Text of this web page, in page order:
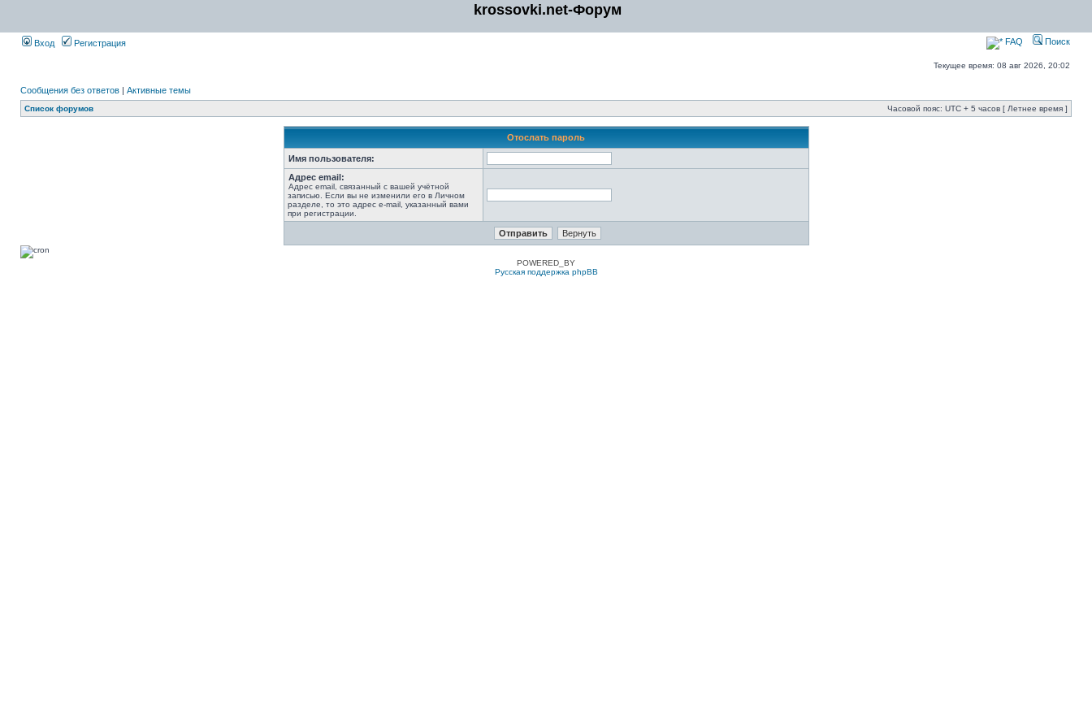
krossovki.net-Форум
Вход Регистрация FAQ Поиск
Текущее время: 08 авг 2026, 20:02
Сообщения без ответов | Активные темы
Список форумов Часовой пояс: UTC + 5 часов [ Летнее время ]
Отослать пароль
Имя пользователя:
Адрес email:
Адрес email, связанный с вашей учётной
записью. Если вы не изменили его в Личном
разделе, то это адрес e-mail, указанный вами
при регистрации.
POWERED_BY
Русская поддержка phpBB